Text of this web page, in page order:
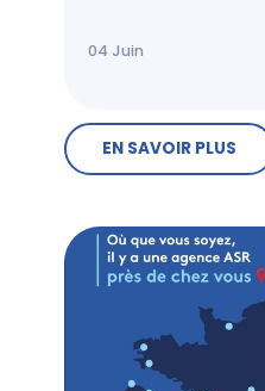
04 Juin
EN SAVOIR PLUS